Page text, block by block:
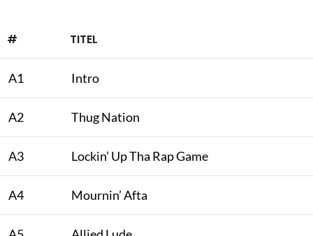
# TITEL
A1 Intro
A2 Thug Nation
A3 Lockin’ Up Tha Rap Game
A4 Mournin’ Afta